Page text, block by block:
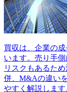
買収は、企業の
います。売り手
リスクもあるた
併、M&Aの違い
やすく解説しま